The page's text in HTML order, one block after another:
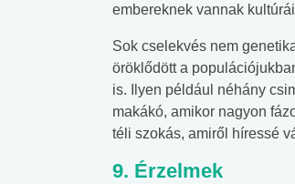
embereknek vannak
Sok cselekvés nem
öröklődött a
is. Ilyen például néhány
makákó, amikor nagyon
téli szokás, amiről híressé
9. Érzelmek